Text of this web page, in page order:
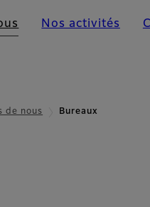
Nos activités
de nous Bureaux